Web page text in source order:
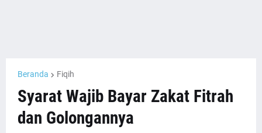
Beranda Fiqih
Syarat Wajib Bayar Zakat Fitrah
dan Golongannya